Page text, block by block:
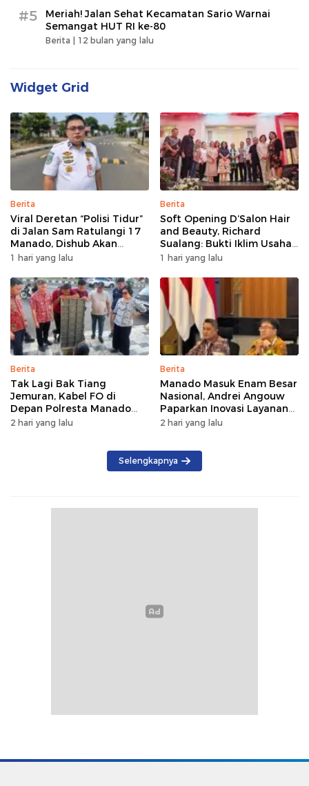
#5
Meriah! Jalan Sehat Kecamatan Sario Warnai
Semangat HUT RI ke-80
Berita | 12 bulan yang lalu
Widget Grid
Berita
Viral Deretan “Polisi Tidur”
di Jalan Sam Ratulangi 17
Manado, Dishub Akan
Musyawarahkan Solusi
1 hari yang lalu
Berita
Soft Opening D’Salon Hair
and Beauty, Richard
Sualang: Bukti Iklim Usaha
di Manado Terus
1 hari yang lalu
Berita
Tak Lagi Bak Tiang
Jemuran, Kabel FO di
Depan Polresta Manado
Ditata
2 hari yang lalu
Berita
Manado Masuk Enam Besar
Nasional, Andrei Angouw
Paparkan Inovasi Layanan
Investasi di Hadapan Tim
2 hari yang lalu
Selengkapnya